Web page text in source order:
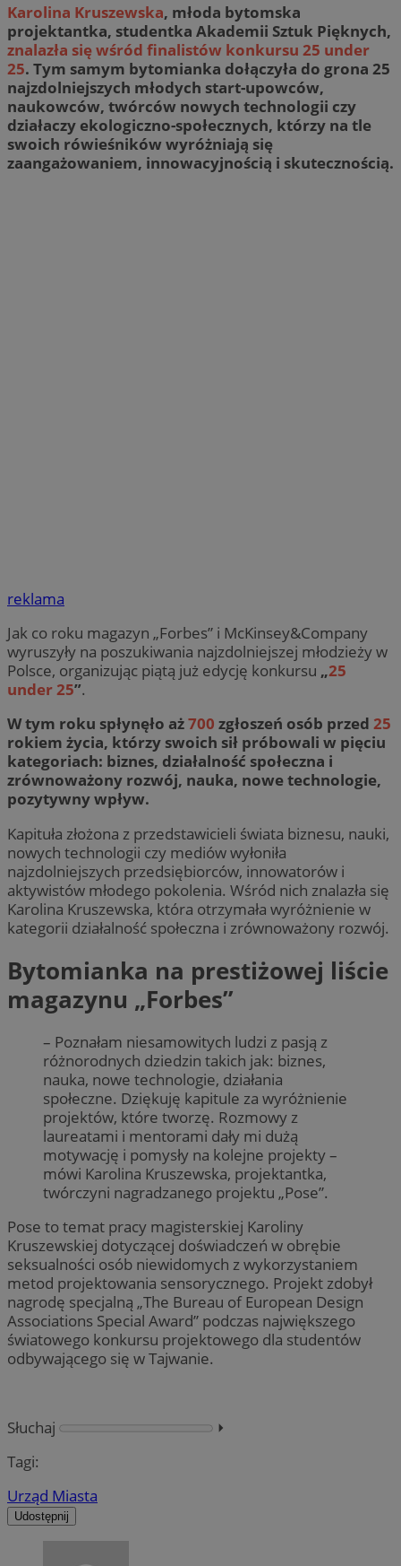
Karolina Kruszewska, młoda bytomska
projektantka, studentka Akademii Sztuk Pięknych,
znalazła się wśród finalistów konkursu 25 under
25. Tym samym bytomianka dołączyła do grona 25
najzdolniejszych młodych start-upowców,
naukowców, twórców nowych technologii czy
działaczy ekologiczno-społecznych, którzy na tle
swoich rówieśników wyróżniają się
zaangażowaniem, innowacyjnością i skutecznością.
reklama
Jak co roku magazyn „Forbes” i McKinsey&Company
wyruszyły na poszukiwania najzdolniejszej młodzieży w
Polsce, organizując piątą już edycję konkursu „25
under 25”.
W tym roku spłynęło aż700 zgłoszeń osób przed 25
rokiem życia, którzy swoich sił próbowali w pięciu
kategoriach: biznes, działalność społeczna i
zrównoważony rozwój, nauka, nowe technologie,
pozytywny wpływ.
Kapituła złożona z przedstawicieli świata biznesu, nauki,
nowych technologii czy mediów wyłoniła
najzdolniejszych przedsiębiorców, innowatorów i
aktywistów młodego pokolenia. Wśród nich znalazła się
Karolina Kruszewska, która otrzymała wyróżnienie w
kategorii działalność społeczna i zrównoważony rozwój.
Bytomianka na prestiżowej liście
magazynu „Forbes”
– Poznałam niesamowitych ludzi z pasją z
różnorodnych dziedzin takich jak: biznes,
nauka, nowe technologie, działania
społeczne. Dziękuję kapitule za wyróżnienie
projektów, które tworzę. Rozmowy z
laureatami i mentorami dały mi dużą
motywację i pomysły na kolejne projekty –
mówi Karolina Kruszewska, projektantka,
twórczyni nagradzanego projektu „Pose”.
Pose to temat pracy magisterskiej Karoliny
Kruszewskiej dotyczącej doświadczeń w obrębie
seksualności osób niewidomych z wykorzystaniem
metod projektowania sensorycznego. Projekt zdobył
nagrodę specjalną „The Bureau of European Design
Associations Special Award” podczas największego
światowego konkursu projektowego dla studentów
odbywającego się w Tajwanie.
Słuchaj
⏵︎
Tagi:
Urząd Miasta
Udostępnij